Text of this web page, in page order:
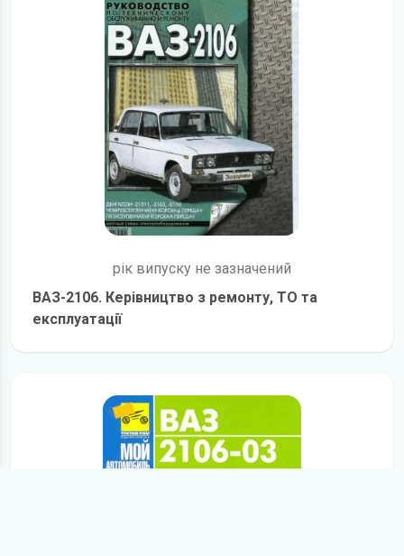
рік випуску не зазначений
ВАЗ-2106. Керівництво з ремонту, ТО та
експлуатації